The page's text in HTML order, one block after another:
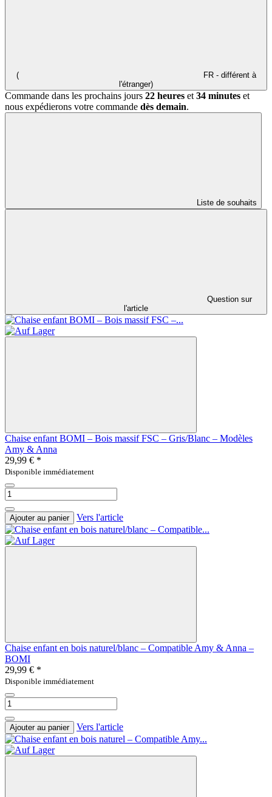
(
FR - différent à
l'étranger)
Commande dans les prochains jours 22 heures et34 minutes et
nous expédierons votre commande dès demain.
Liste de souhaits
Question sur
l'article
Chaise enfant BOMI – Bois massif FSC – Gris/Blanc – Modèles
Amy & Anna
29,99 € *
Disponible immédiatement
Ajouter au panier Vers l'article
Chaise enfant en bois naturel/blanc – Compatible Amy & Anna –
BOMI
29,99 € *
Disponible immédiatement
Ajouter au panier Vers l'article